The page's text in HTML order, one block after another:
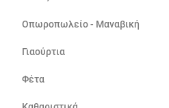
Οπωροπωλείο - Μαναβική
Γιαούρτια
Φέτα